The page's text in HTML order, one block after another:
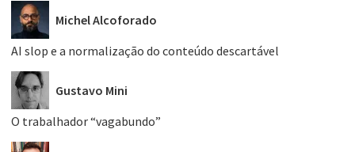
Michel Alcoforado
AI slop e a normalização do conteúdo descartável
Gustavo Mini
O trabalhador “vagabundo”